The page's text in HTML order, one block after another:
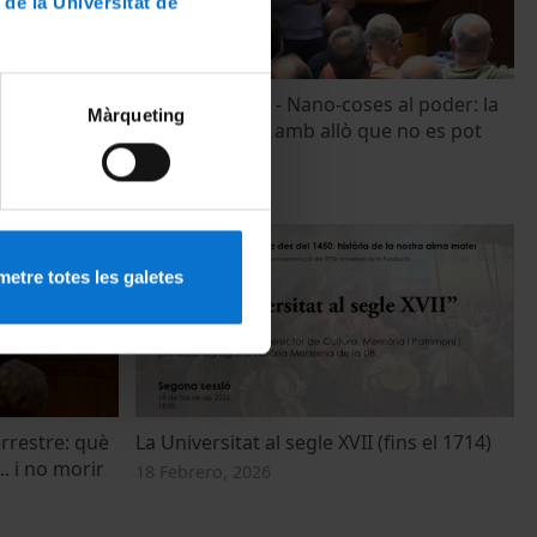
Màrqueting
totes les galetes
de
Dialegs Alumni - Nano-coses al poder: la
ciència i la vida amb allò que no es pot
veure.
9 Abril, 2026
què
i no morir
La Universitat al segle XVII (fins el 1714)
18 Febrero, 2026